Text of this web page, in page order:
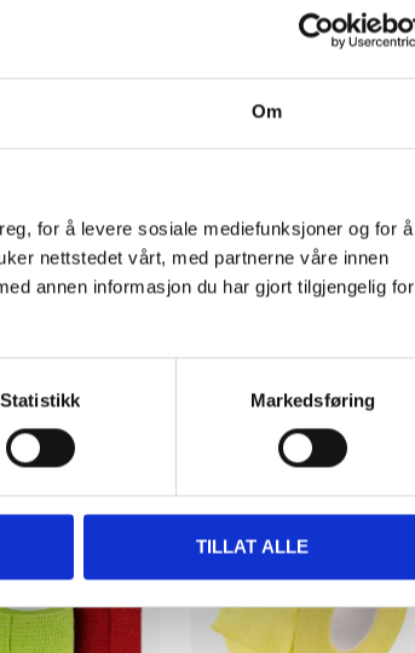
Om
for å levere sosiale mediefunksjoner og for å
nettstedet vårt, med partnerne våre innen
annen informasjon du har gjort tilgjengelig for
Statistikk Markedsføring
TILLAT ALLE
kjøpt